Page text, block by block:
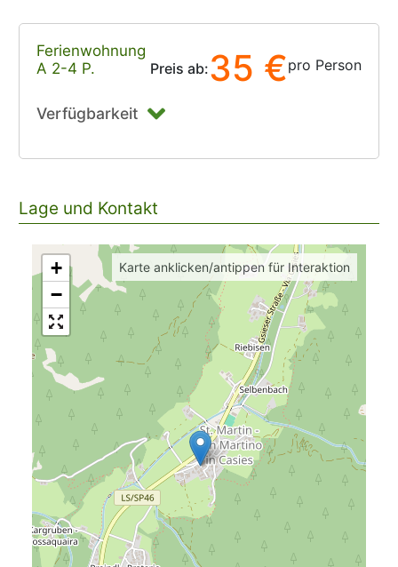
Ferienwohnung
A 2-4 P.
Preis ab:35 €pro Person
Verfügbarkeit
Lage und Kontakt
+
−
Karte anklicken/antippen für Interaktion